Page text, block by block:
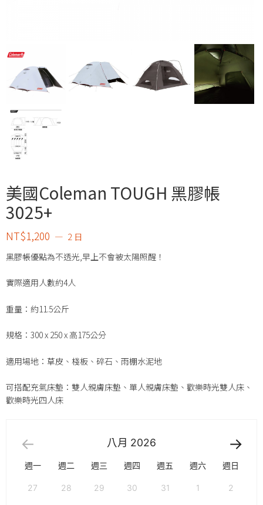
美國Coleman TOUGH 黑膠帳
3025+
NT$1,200 2 日
黑膠帳優點為不透光,早上不會被太陽照醒！
實際適用人數約4人
重量：約11.5公斤
規格：300 x 250 x 高175公分
適用場地：草皮、棧板、碎石、雨棚水泥地
可搭配充氣床墊：雙人親膚床墊、單人親膚床墊、歡樂時光雙人床、
歡樂時光四人床
八月 2026
週一 週二 週三 週四 週五 週六 週日
27 28 29 30 31 1 2